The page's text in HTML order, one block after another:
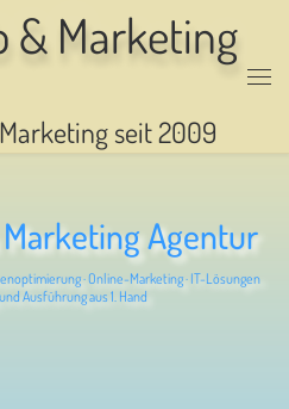
& Marketing
seit 2009
Agentur
· Online-Marketing · IT-Lösungen
Ausführung aus 1. Hand